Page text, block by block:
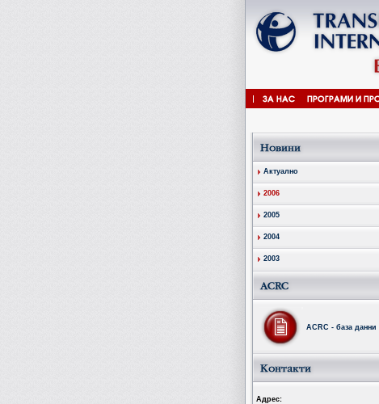
Актуално
2006
2005
2004
2003
ACRC - база данни
Aдрес: